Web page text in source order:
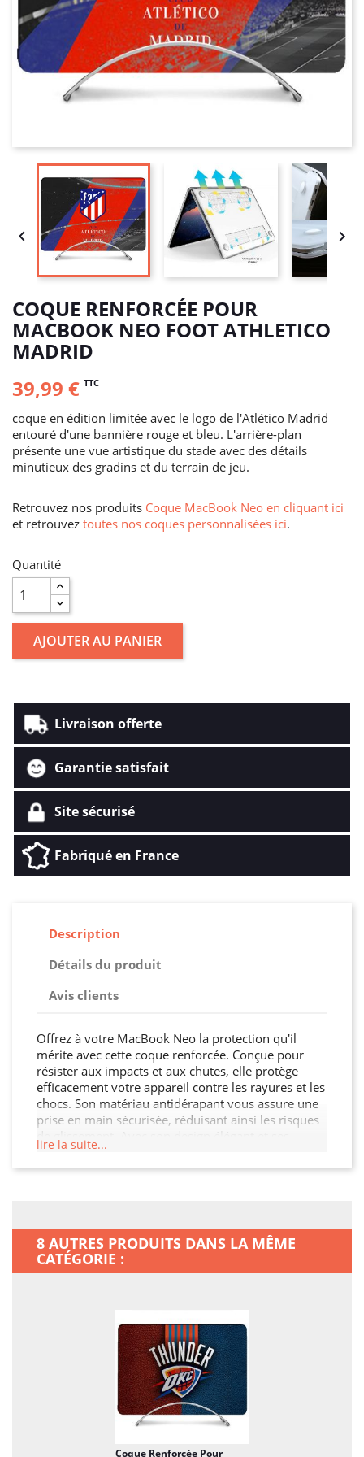
 
COQUE RENFORCÉE POUR
MACBOOK NEO FOOT ATHLETICO
MADRID
39,99 € TTC
coque en édition limitée avec le logo de l'Atlético Madrid
entouré d'une bannière rouge et bleu. L'arrière-plan
présente une vue artistique du stade avec des détails
minutieux des gradins et du terrain de jeu.
Retrouvez nos produits Coque MacBook Neo en cliquant ici
et retrouvez toutes nos coques personnalisées ici.
Quantité
AJOUTER AU PANIER
Livraison offerte
Garantie satisfait
Site sécurisé
Fabriqué en France
Description
Détails du produit
Avis clients
Offrez à votre MacBook Neo la protection qu'il
mérite avec cette coque renforcée. Conçue pour
résister aux impacts et aux chutes, elle protège
efficacement votre appareil contre les rayures et les
chocs. Son matériau antidérapant vous assure une
prise en main sécurisée, réduisant ainsi les risques
découpes précises, cette coque permet un accès
facile à tous les ports et boutons. Protégez votre
lire la suite...
8 AUTRES PRODUITS DANS LA MÊME
CATÉGORIE :
Coque Renforcée Pour